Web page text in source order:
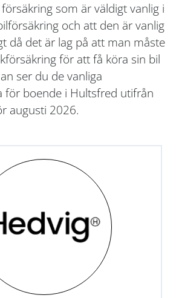
som är väldigt vanlig i
och att den är vanlig
då det är lag på att man måste
för att få köra sin bil
ser du de vanliga
för boende i Hultsfred utifrån
augusti 2026.